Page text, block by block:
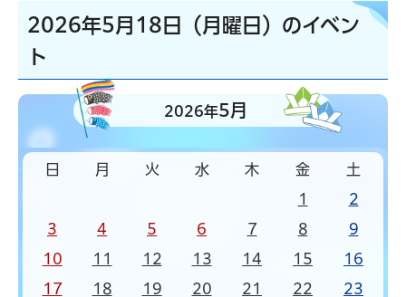
2026年5月18日（月曜日）のイベン
ト
2026年5月
日 月 火 水 木 金 土
1 2
3 4 5 6 7 8 9
10 11 12 13 14 15 16
17 18 19 20 21 22 23